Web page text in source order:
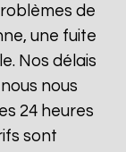
de
une fuite
Nos délais
nous
24 heures
sont